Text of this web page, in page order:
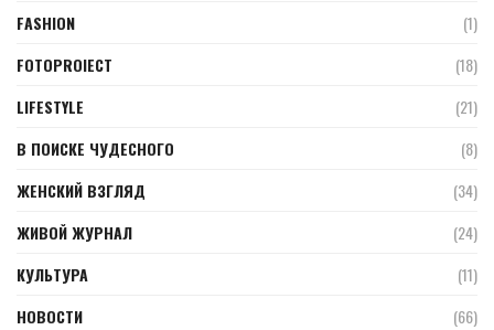
FASHION
(1)
FOTOPROIECT
(18)
LIFESTYLE
(21)
В ПОИСКЕ ЧУДЕСНОГО
(8)
ЖЕНСКИЙ ВЗГЛЯД
(34)
ЖИВОЙ ЖУРНАЛ
(24)
КУЛЬТУРА
(11)
НОВОСТИ
(66)